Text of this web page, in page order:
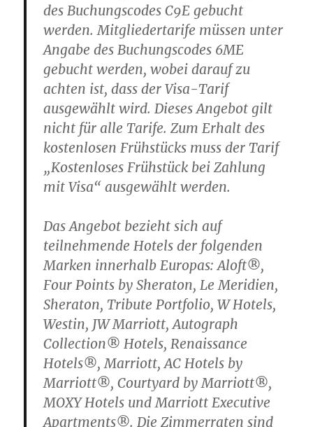
des Buchungscodes C9E gebucht
werden. Mitgliedertarife müssen unter
Angabe des Buchungscodes 6ME
gebucht werden, wobei darauf zu
achten ist, dass der Visa-Tarif
ausgewählt wird. Dieses Angebot gilt
nicht für alle Tarife. Zum Erhalt des
kostenlosen Frühstücks muss der Tarif
„Kostenloses Frühstück bei Zahlung
mit Visa“ ausgewählt werden.
Das Angebot bezieht sich auf
teilnehmende Hotels der folgenden
Marken innerhalb Europas: Aloft®,
Four Points by Sheraton, Le Meridien,
Sheraton, Tribute Portfolio, W Hotels,
Westin, JW Marriott, Autograph
Collection® Hotels, Renaissance
Hotels®, Marriott, AC Hotels by
Marriott®, Courtyard by Marriott®,
MOXY Hotels und Marriott Executive
Apartments®. Die Zimmerraten sind